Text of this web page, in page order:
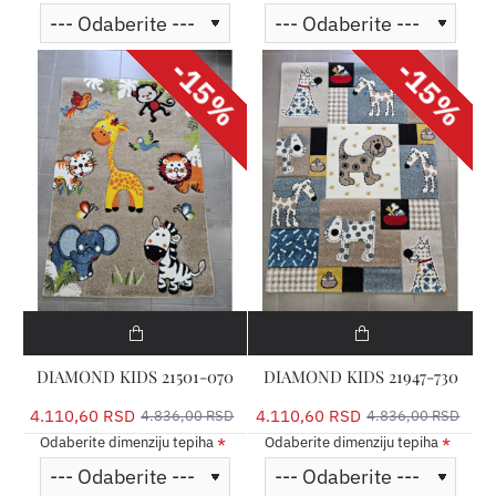
-15%
DIAMOND KIDS 21501-070
4.110,60 RSD 4.836,00 RSD
Odaberite dimenziju tepiha
-15%
DIAMOND KIDS 21947-730
4.110,60 RSD 4.836,00 RSD
Odaberite dimenziju tepiha